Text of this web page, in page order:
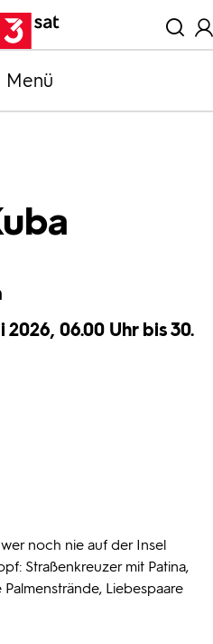
Menü
Trailer
2026, 06.00 Uhr bis 30.
noch nie auf der Insel
Straßenkreuzer mit Patina,
Liebespaare